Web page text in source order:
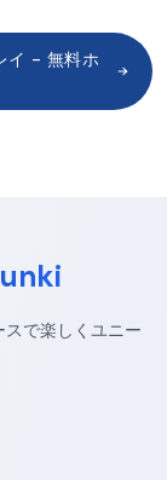
イ - 無料ホ
で楽しくユニー